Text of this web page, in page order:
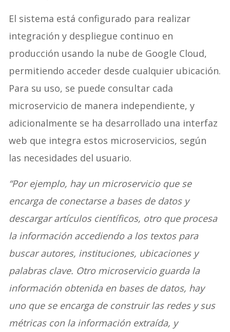
El sistema está configurado para realizar
integración y despliegue continuo en
producción usando la nube de Google Cloud,
permitiendo acceder desde cualquier ubicación.
Para su uso, se puede consultar cada
microservicio de manera independiente, y
adicionalmente se ha desarrollado una interfaz
web que integra estos microservicios, según
las necesidades del usuario.
“Por ejemplo, hay un microservicio que se
encarga de conectarse a bases de datos y
descargar artículos científicos, otro que procesa
la información accediendo a los textos para
buscar autores, instituciones, ubicaciones y
palabras clave. Otro microservicio guarda la
información obtenida en bases de datos, hay
uno que se encarga de construir las redes y sus
métricas con la información extraída, y